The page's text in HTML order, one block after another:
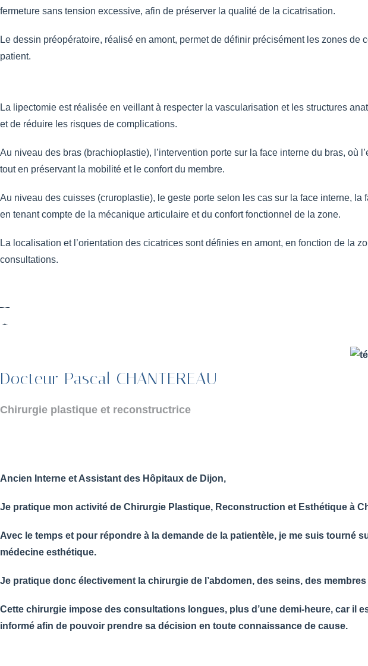
fermeture sans tension excessive, afin de préserver la qualité de la cicatrisation.
Le dessin préopératoire, réalisé en amont, permet de définir précisément les zones
patient.
La lipectomie est réalisée en veillant à respecter la vascularisation et les structures
et de réduire les risques de complications.
Au niveau des bras (brachioplastie), l’intervention porte sur la face interne du bras,
tout en préservant la mobilité et le confort du membre.
Au niveau des cuisses (cruroplastie), le geste porte selon les cas sur la face interne,
en tenant compte de la mécanique articulaire et du confort fonctionnel de la zone.
La localisation et l’orientation des cicatrices sont définies en amont, en fonction de la
consultations.
Docteur Pascal CHANTEREAU
Chirurgie plastique et reconstructrice
Ancien Interne et Assistant des Hôpitaux de Dijon,
Je pratique mon activité de Chirurgie Plastique, Reconstruction et Esthétique à
Avec le temps et pour répondre à la demande de la patientèle, je me suis tourné
médecine esthétique.
Je pratique donc électivement la chirurgie de l’abdomen, des seins, des
Cette chirurgie impose des consultations longues, plus d’une demi-heure, car il
informé afin de pouvoir prendre sa décision en toute connaissance de cause.